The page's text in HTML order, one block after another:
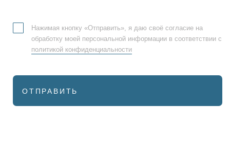
Нажимая кнопку «Отправить», я даю своё согласие на
обработку моей персональной информации в соответствии с
политикой конфиденциальности
ОТПРАВИТЬ